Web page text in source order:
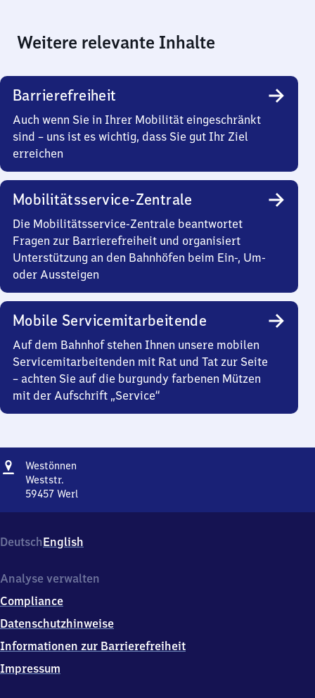
Weitere relevante Inhalte
Barrierefreiheit
Auch wenn Sie in Ihrer Mobilität eingeschränkt
sind – uns ist es wichtig, dass Sie gut Ihr Ziel
erreichen
Mobilitätsservice-Zentrale
Die Mobilitätsservice-Zentrale beantwortet
Fragen zur Barrierefreiheit und organisiert
Unterstützung an den Bahnhöfen beim Ein-, Um-
oder Aussteigen
Mobile Servicemitarbeitende
Auf dem Bahnhof stehen Ihnen unsere mobilen
Servicemitarbeitenden mit Rat und Tat zur Seite
– achten Sie auf die burgundy farbenen Mützen
mit der Aufschrift „Service“
Adresse
Westönnen
Weststr.
59457 Werl
5
9
5
Werl
DeutschEnglish
Analyse verwalten
Compliance
Datenschutzhinweise
Informationen zur Barrierefreiheit
Impressum